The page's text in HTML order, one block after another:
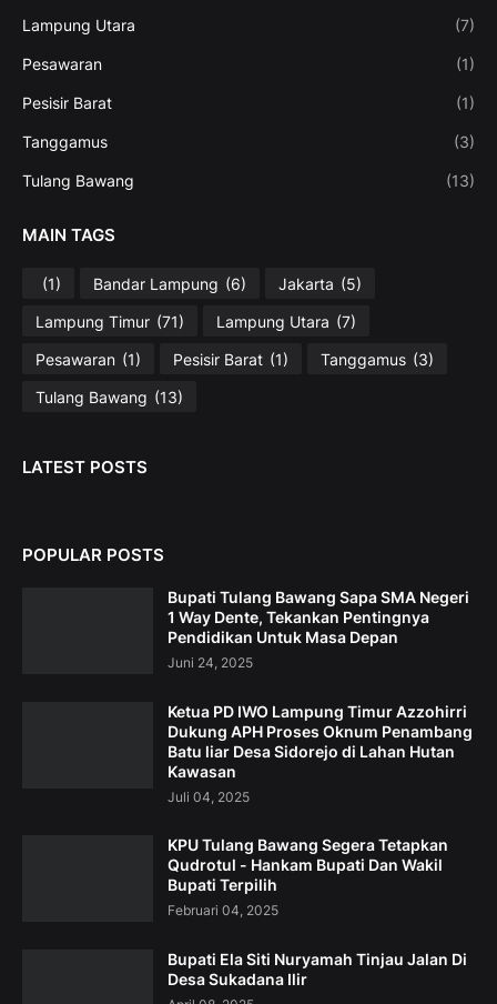
Lampung Utara (7)
Pesawaran (1)
Pesisir Barat (1)
Tanggamus (3)
Tulang Bawang (13)
MAIN TAGS
(1) Bandar Lampung (6) Jakarta (5)
Lampung Timur (71) Lampung Utara (7)
Pesawaran (1) Pesisir Barat (1) Tanggamus (3)
Tulang Bawang (13)
LATEST POSTS
POPULAR POSTS
Bupati Tulang Bawang Sapa SMA Negeri
1 Way Dente, Tekankan Pentingnya
Pendidikan Untuk Masa Depan
Juni 24, 2025
Ketua PD IWO Lampung Timur Azzohirri
Dukung APH Proses Oknum Penambang
Batu liar Desa Sidorejo di Lahan Hutan
Kawasan
Juli 04, 2025
KPU Tulang Bawang Segera Tetapkan
Qudrotul - Hankam Bupati Dan Wakil
Bupati Terpilih
Februari 04, 2025
Bupati Ela Siti Nuryamah Tinjau Jalan Di
Desa Sukadana Ilir